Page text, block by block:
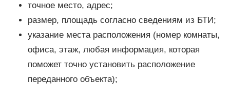
точное место, адрес;
размер, площадь согласно сведениям из БТИ;
указание места расположения (номер комнаты,
офиса, этаж, любая информация, которая
поможет точно установить расположение
переданного объекта);